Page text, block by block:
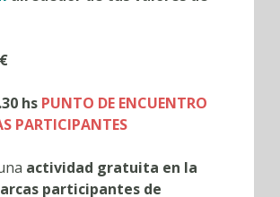
hs PUNTO DE ENCUENTRO
PARTICIPANTES
actividad gratuita en la
participantes de